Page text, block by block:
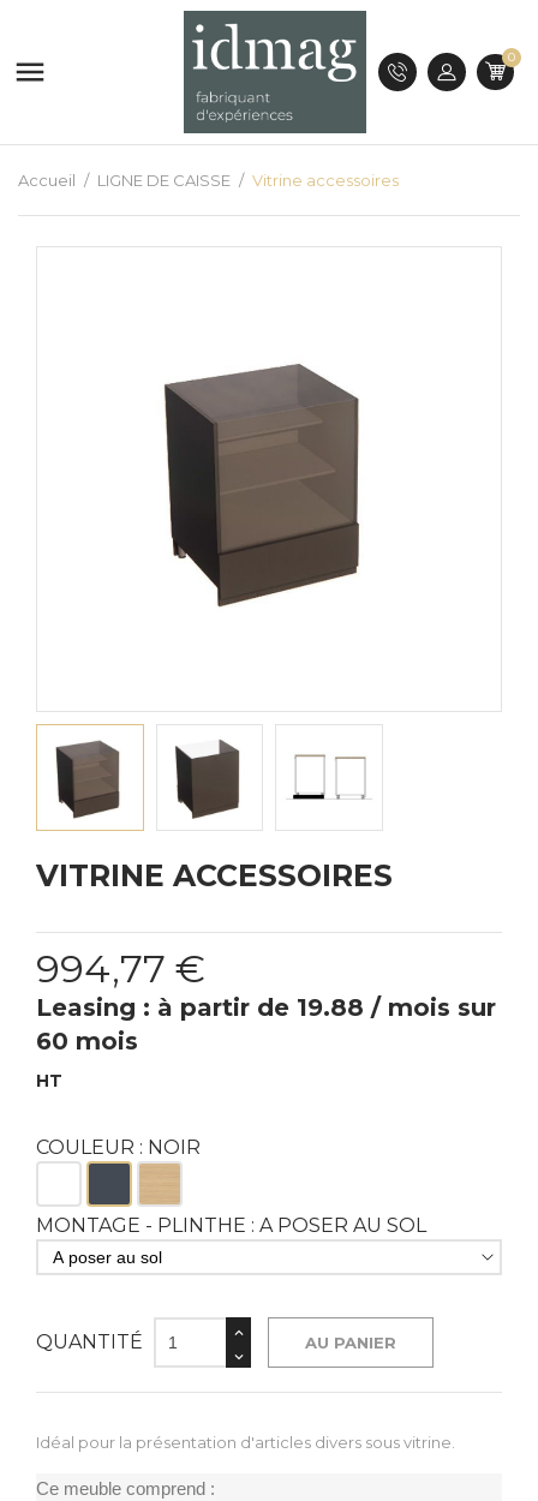
 0
Accueil LIGNE DE CAISSE Vitrine accessoires
VITRINE ACCESSOIRES
994,77 €
Leasing : à partir de 19.88 / mois sur
60 mois
HT
COULEUR : NOIR
MONTAGE - PLINTHE : A POSER AU SOL
QUANTITÉ AU PANIER
Idéal pour la présentation d'articles divers sous vitrine.
Ce meuble comprend :